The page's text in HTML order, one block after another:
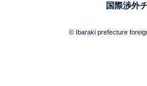
国際渉外
© Ibaraki prefecture